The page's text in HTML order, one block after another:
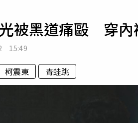
專欄
房產新勢力
被黑道痛毆 穿內
15:49
柯震東 青蛙跳